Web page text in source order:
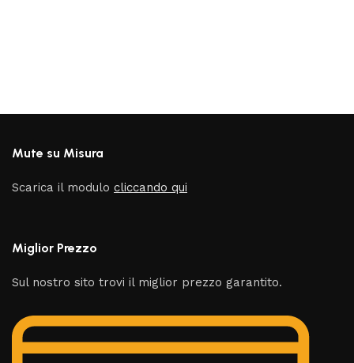
Mute su Misura
Scarica il modulocliccando qui
Miglior Prezzo
Sul nostro sito trovi il miglior prezzo garantito.